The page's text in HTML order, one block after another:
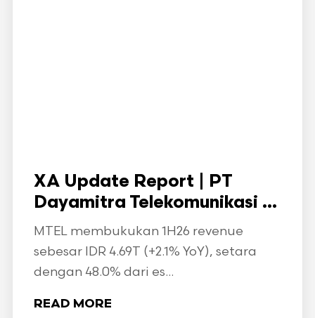
XA Update Report | PT
Dayamitra Telekomunikasi ...
MTEL membukukan 1H26 revenue
sebesar IDR 4.69T (+2.1% YoY), setara
dengan 48.0% dari es...
READ MORE